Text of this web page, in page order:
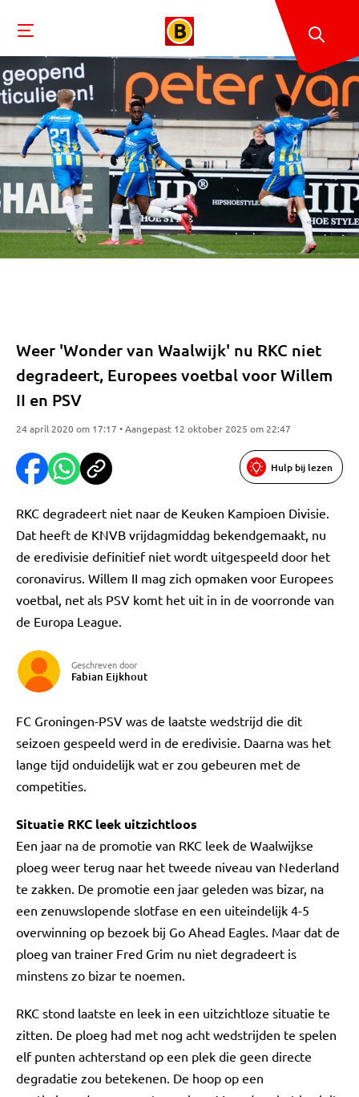
Weer 'Wonder van Waalwijk' nu RKC niet
degradeert, Europees voetbal voor Willem
II en PSV
24 april 2020 om 17:17 • Aangepast 12 oktober 2025 om 22:47
Hulp bij lezen
RKC degradeert niet naar de Keuken Kampioen Divisie.
Dat heeft de KNVB vrijdagmiddag bekendgemaakt, nu
de eredivisie definitief niet wordt uitgespeeld door het
coronavirus. Willem II mag zich opmaken voor Europees
voetbal, net als PSV komt het uit in in de voorronde van
de Europa League.
Geschreven door
Fabian Eijkhout
FC Groningen-PSV was de laatste wedstrijd die dit
seizoen gespeeld werd in de eredivisie. Daarna was het
lange tijd onduidelijk wat er zou gebeuren met de
competities.
Situatie RKC leek uitzichtloos
Een jaar na de promotie van RKC leek de Waalwijkse
ploeg weer terug naar het tweede niveau van Nederland
te zakken. De promotie een jaar geleden was bizar, na
een zenuwslopende slotfase en een uiteindelijk 4-5
overwinning op bezoek bij Go Ahead Eagles. Maar dat de
ploeg van trainer Fred Grim nu niet degradeert is
minstens zo bizar te noemen.
RKC stond laatste en leek in een uitzichtloze situatie te
zitten. De ploeg had met nog acht wedstrijden te spelen
elf punten achterstand op een plek die geen directe
degradatie zou betekenen. De hoop op een